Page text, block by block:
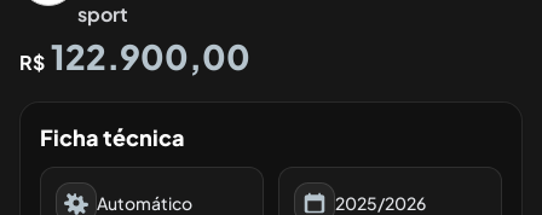
sport
R$ 122.900,00
Ficha técnica
Automático 2025/2026